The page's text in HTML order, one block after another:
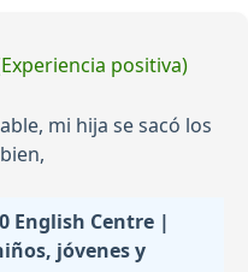
positiva)
mi hija se sacó los
English Centre |
jóvenes y